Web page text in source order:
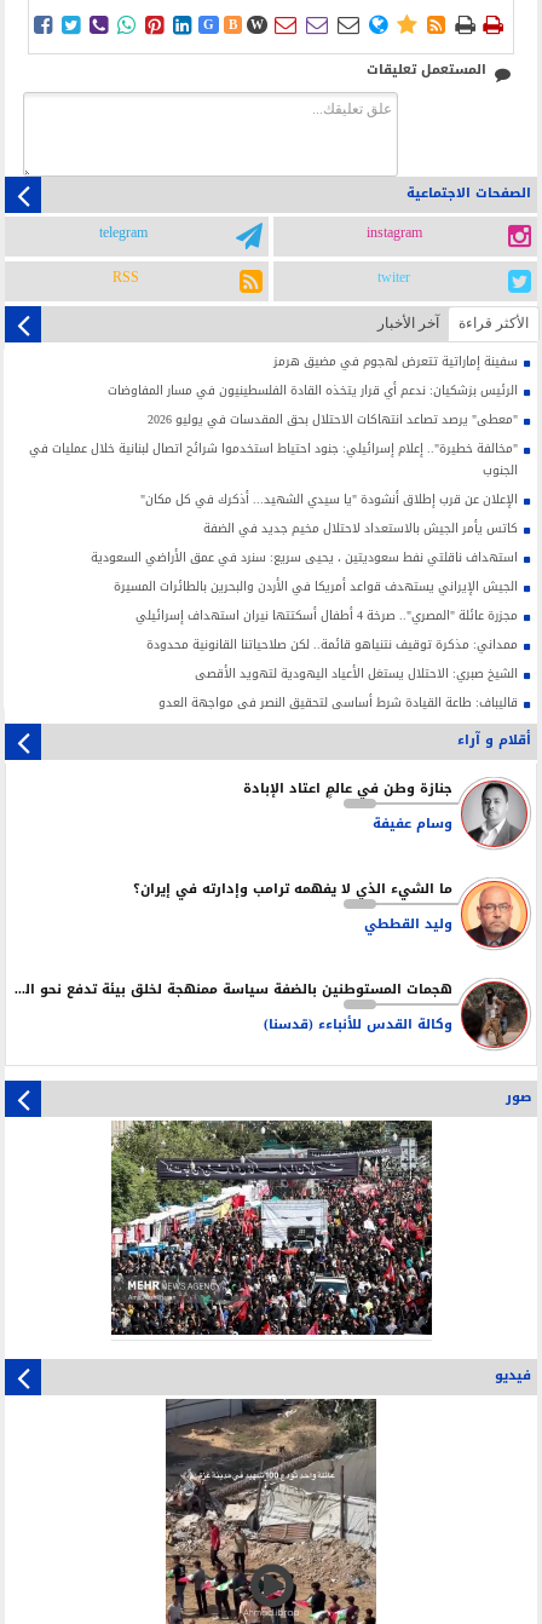
      G B W        
المستعمل تعليقات
الصفحات الاجتماعية
instagram
telegram
twiter
RSS
الأکثر قراءة آخر الأخبار
سفينة إماراتية تتعرض لهجوم في مضيق هرمز
الرئيس بزشكيان: ندعم أي قرار يتخذه القادة الفلسطينيون في مسار المفاوضات
"معطى" يرصد تصاعد انتهاكات الاحتلال بحق المقدسات في يوليو 2026
"مخالفة خطيرة".. إعلام إسرائيلي: جنود احتياط استخدموا شرائح اتصال لبنانية خلال عمليات في
الجنوب
الإعلان عن قرب إطلاق أنشودة "يا سيدي الشهيد... أذكرك في كل مكان"
كاتس يأمر الجيش بالاستعداد لاحتلال مخيم جديد في الضفة
استهداف ناقلتي نفط سعوديتين ، يحيى سريع: سنرد في عمق الأراضي السعودية
الجيش الإيراني يستهدف قواعد أمريكا في الأردن والبحرين بالطائرات المسيرة
مجزرة عائلة "المصري".. صرخة 4 أطفال أسكتتها نيران استهداف إسرائيلي
ممداني: مذكرة توقيف نتنياهو قائمة.. لكن صلاحياتنا القانونية محدودة
الشيخ صبري: الاحتلال يستغل الأعياد اليهودية لتهويد الأقصى
قاليباف: طاعة القيادة شرط أساسي لتحقيق النصر في مواجهة العدو
أقلام و آراء
جنازة وطن في عالمٍ اعتاد الإبادة
وسام عفيفة
ما الشيء الذي لا يفهمه ترامب وإدارته في إيران؟
وليد القططي
هجمات المستوطنين بالضفة سياسة ممنهجة لخلق بيئة تدفع نحو التهجير
وكالة القدس للأنباءء (قدسنا)
صور
فيديو